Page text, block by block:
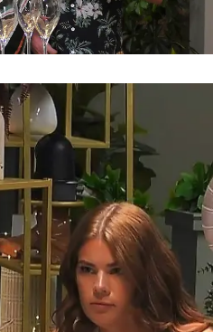
suchen nach der